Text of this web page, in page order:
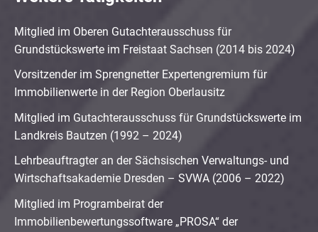
Mitglied im Oberen Gutachterausschuss für
Grundstückswerte im Freistaat Sachsen (2014 bis 2024)
Vorsitzender im Sprengnetter Expertengremium für
Immobilienwerte in der Region Oberlausitz
Mitglied im Gutachterausschuss für Grundstückswerte im
Landkreis Bautzen (1992 – 2024)
Lehrbeauftragter an der Sächsischen Verwaltungs- und
Wirtschaftsakademie Dresden – SVWA (2006 – 2022)
Mitglied im Programbeirat der
Immobilienbewertungssoftware „PROSA“ der